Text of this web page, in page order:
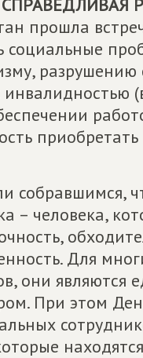
СПРАВЕДЛИВАЯ
прошла
социальные
разрушению
собравшимся,
– человека,
Для
они являются
При этом